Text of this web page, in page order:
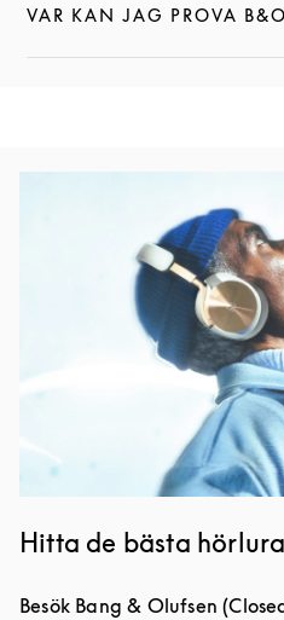
VAR KAN JAG PROVA
KLICKA FÖR ATT
Hitta de bästa
Besök Bang & Olufsen